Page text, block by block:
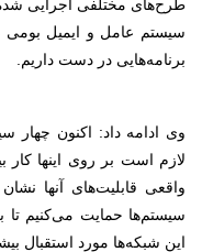
طرح‌های مختلفی اجرایی
سیستم عامل و ایمیل
برنامه‌هایی در دست داریم.
وی ادامه داد: اکنون
لازم است بر روی اینها کار
واقعی قابلیت‌های آنها
سیستم‌ها حمایت می‌کنیم تا
این شبکه‌ها مورد استقبال